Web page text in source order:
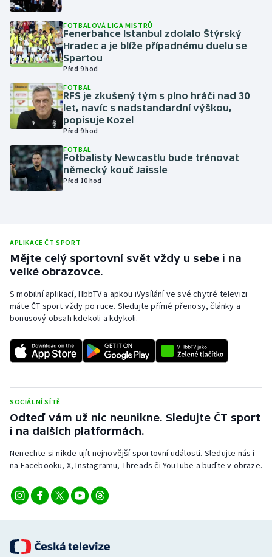
Moderní pětiboj
Motorsport
Olympijské hry
Parasport
Plážový volejbal
Rychlostní kanoistika
Sportovní střelba
Stolní tenis
Veslování
Vodní slalom
Volejbal
Ostatní
FOTBALOVÁ LIGA MISTRŮ
Fenerbahce Istanbul zdolalo Štýrský
Hradec a je blíže případnému duelu se
Spartou
Před 9 hod
FOTBAL
RFS je zkušený tým s plno hráči nad 30
let, navíc s nadstandardní výškou,
popisuje Kozel
Před 9 hod
FOTBAL
Fotbalisty Newcastlu bude trénovat
německý kouč Jaissle
Před 10 hod
APLIKACE ČT SPORT
Mějte celý sportovní svět vždy u sebe i na
velké obrazovce.
S mobilní aplikací, HbbTV a apkou iVysílání ve své chytré televizi
máte ČT sport vždy po ruce. Sledujte přímé přenosy, články a
bonusový obsah kdekoli a kdykoli.
SOCIÁLNÍ SÍTĚ
Odteď vám už nic neunikne. Sledujte ČT sport
i na dalších platformách.
Nenechte si nikde ujít nejnovější sportovní události. Sledujte nás i
na Facebooku, X, Instagramu, Threads či YouTube a buďte v obraze.